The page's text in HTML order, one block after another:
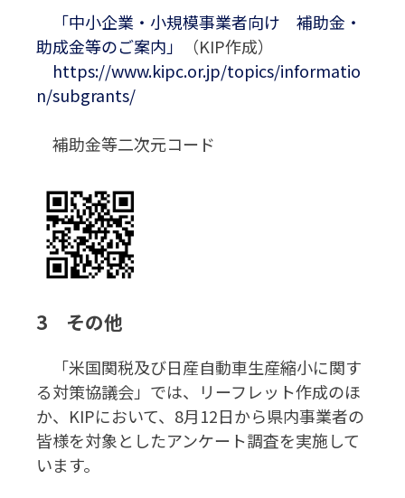
「中小企業・小規模事業者向け 補助金・
助成金等のご案内」
（KIP作成）
https://www.kipc.or.jp/topics/informatio
n/subgrants/
補助金等二次元コード
3 その他
「米国関税及び日産自動車生産縮小に関す
る対策協議会」では、リーフレット作成のほ
か、KIPにおいて、8月12日から県内事業者の
皆様を対象としたアンケート調査を実施して
います。